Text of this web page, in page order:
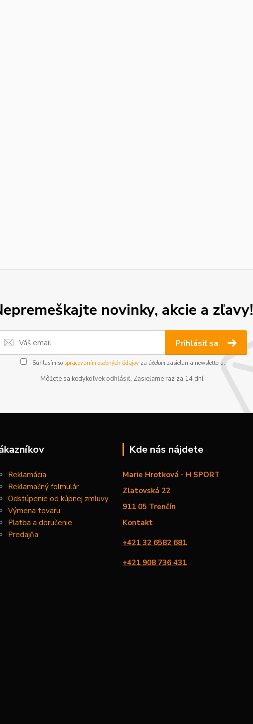
novinky, akcie a zľavy!
Prihlásiť sa
Súhlasím so spracovaním osobných údajovza účelom zasielania newslettera.
Môžete sa kedykoľvek odhlásiť. Zasielame raz za 14 dní.
Reklamácia
Reklamačný folmulár
Odstúpenie od kúpnej zmluvy
Výmena tovaru
Platba a doručenie
Predajňa
Kde nás nájdete
Marie Hrotková - H SPORT
Zlatovská 22
911 05 Trenčín
Kontakt
+421 32 6582 681
+421 908 736 431